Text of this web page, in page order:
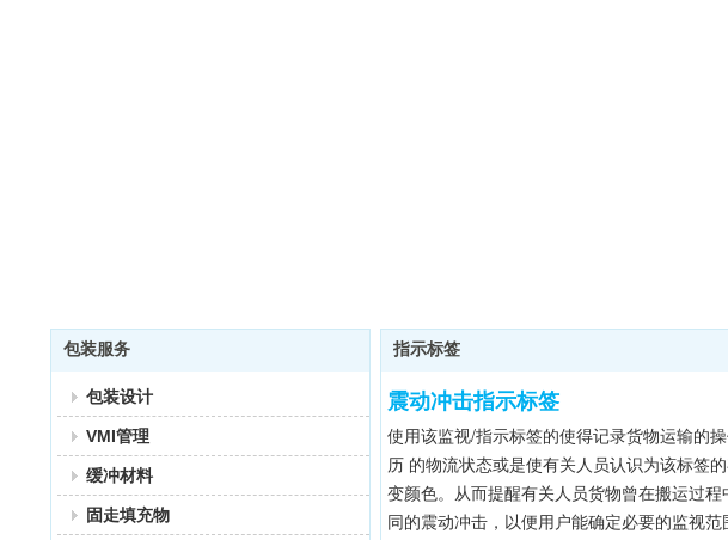
包装服务
包装设计
VMI管理
缓冲材料
固走填充物
指示标签
震动冲击指示标签
使用该监视/指示标签的使得记录货物运输的
历 的物流状态或是使有关人员认识为该标签
变颜色。从而提醒有关人员货物曾在搬运过
同的震动冲击，以便用户能确定必要的监视范